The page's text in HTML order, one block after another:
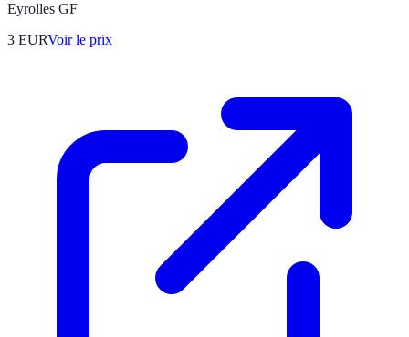
Eyrolles GF
3 EURVoir le prix